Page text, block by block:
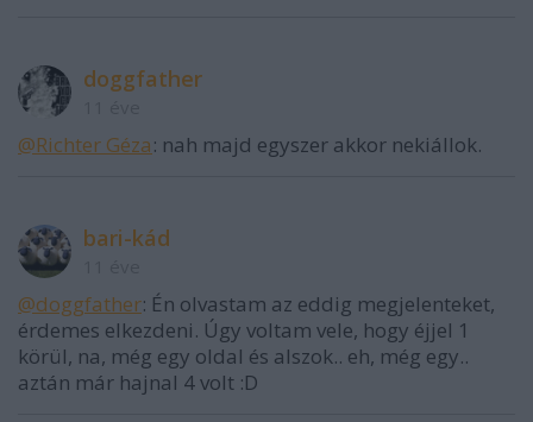
doggfather
@Richter Géza: nah majd egyszer akkor nekiállok.
bari-kád
@doggfather: Én olvastam az eddig megjelenteket,
érdemes elkezdeni. Úgy voltam vele, hogy éjjel 1
körül, na, még egy oldal és alszok.. eh, még egy..
aztán már hajnal 4 volt :D